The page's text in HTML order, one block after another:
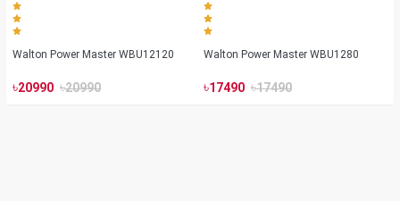
Walton Power Master WBU12120
৳20990 ৳20990
Walton Power Master WBU1280
৳17490 ৳17490